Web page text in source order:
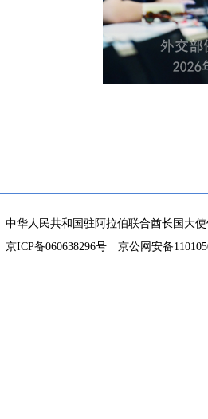
中华人民共和国驻阿拉伯联合酋长国大
京ICP备060638296号
京公网安备